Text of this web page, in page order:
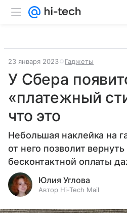
23 января 2023 Гаджеты
У Сбера
«платежный
что это
Небольшая наклейка на
от него позволит
бесконтактной оплаты
Юлия Углова
Автор Hi-Tech Mail